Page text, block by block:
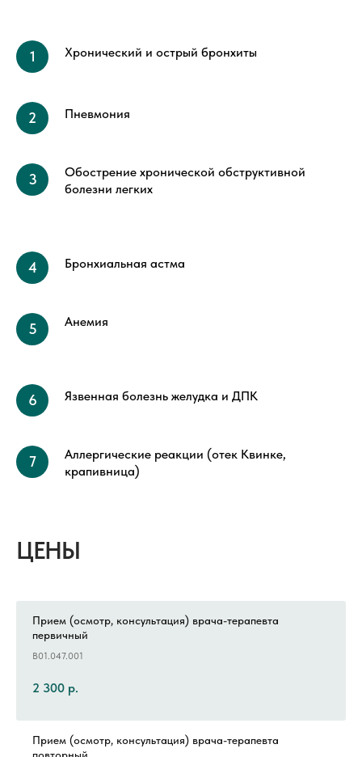
Хронический и острый бронхиты
Пневмония
Обострение хронической обструктивной
болезни легких
Бронхиальная астма
Анемия
Язвенная болезнь желудка и ДПК
Аллергические реакции (отек Квинке,
крапивница)
ЦЕНЫ
Прием (осмотр, консультация) врача-терапевта
первичный
B01.047.001
2 300 р.
Прием (осмотр, консультация) врача-терапевта